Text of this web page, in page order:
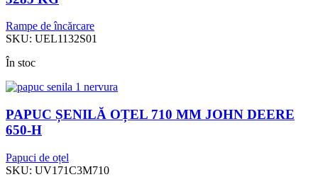
Rampe de încărcare
SKU: UEL1132S01
În stoc
PAPUC ȘENILĂ OȚEL 710 MM JOHN DEERE
650-H
Papuci de oțel
SKU: UV171C3M710